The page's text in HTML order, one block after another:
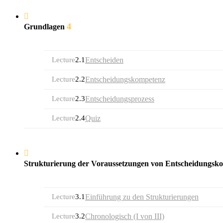
Grundlagen 4
Lecture2.1Entscheiden
Lecture2.2Entscheidungskompetenz
Lecture2.3Entscheidungsprozess
Lecture2.4Quiz
Strukturierung der Voraussetzungen von
Lecture3.1Einführung zu den Strukturierungen
Lecture3.2Chronologisch (I von III)